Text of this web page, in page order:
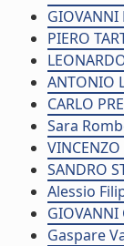
PIERO
ANTONIO
CARLO
Sara
SANDRO
Alessio
GIOVANNI
Gaspare